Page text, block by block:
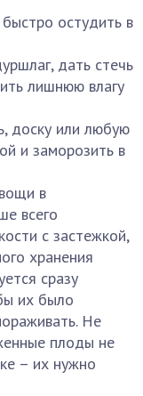
остудить в
дать стечь
лишнюю влагу
доску или любую
и заморозить в
в
всего
с застежкой,
хранения
сразу
их было
Не
плоды не
– их нужно